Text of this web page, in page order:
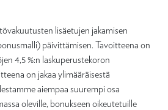
lisäetujen jakamisen
päivittämisen. Tavoitteena on
4,5 %:n laskuperustekoron
on jakaa ylimääräisestä
aiempaa suurempi osa
oleville, bonukseen oikeutetuille